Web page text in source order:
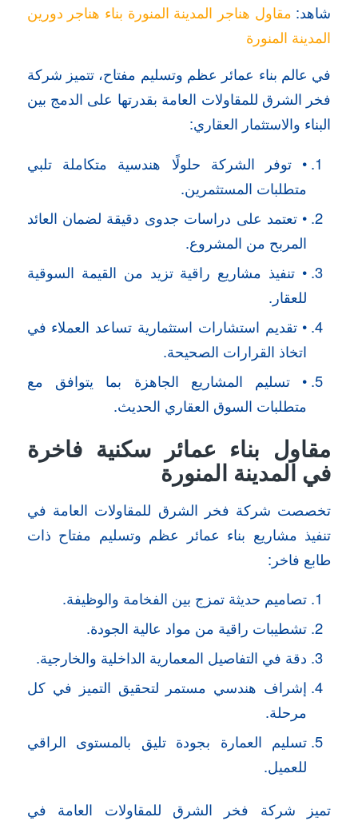
شاهد: مقاول هناجر المدينة المنورة بناء هناجر دورين
المدينة المنورة
في عالم بناء عمائر عظم وتسليم مفتاح، تتميز شركة
فخر الشرق للمقاولات العامة بقدرتها على الدمج بين
البناء والاستثمار العقاري:
• توفر الشركة حلولًا هندسية متكاملة تلبي
متطلبات المستثمرين.
• تعتمد على دراسات جدوى دقيقة لضمان العائد
المربح من المشروع.
• تنفيذ مشاريع راقية تزيد من القيمة السوقية
للعقار.
• تقديم استشارات استثمارية تساعد العملاء في
اتخاذ القرارات الصحيحة.
• تسليم المشاريع الجاهزة بما يتوافق مع
متطلبات السوق العقاري الحديث.
مقاول بناء عمائر سكنية فاخرة
في المدينة المنورة
تخصصت شركة فخر الشرق للمقاولات العامة في
تنفيذ مشاريع بناء عمائر عظم وتسليم مفتاح ذات
طابع فاخر:
تصاميم حديثة تمزج بين الفخامة والوظيفة.
تشطيبات راقية من مواد عالية الجودة.
دقة في التفاصيل المعمارية الداخلية والخارجية.
إشراف هندسي مستمر لتحقيق التميز في كل
مرحلة.
تسليم العمارة بجودة تليق بالمستوى الراقي
للعميل.
تميز شركة فخر الشرق للمقاولات العامة في